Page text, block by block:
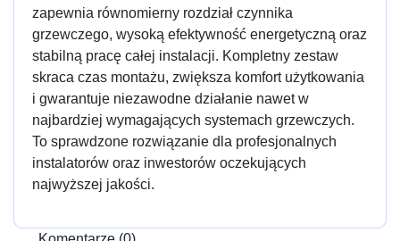
zapewnia równomierny rozdział czynnika
grzewczego, wysoką efektywność energetyczną oraz
stabilną pracę całej instalacji. Kompletny zestaw
skraca czas montażu, zwiększa komfort użytkowania
i gwarantuje niezawodne działanie nawet w
najbardziej wymagających systemach grzewczych.
To sprawdzone rozwiązanie dla profesjonalnych
instalatorów oraz inwestorów oczekujących
najwyższej jakości.